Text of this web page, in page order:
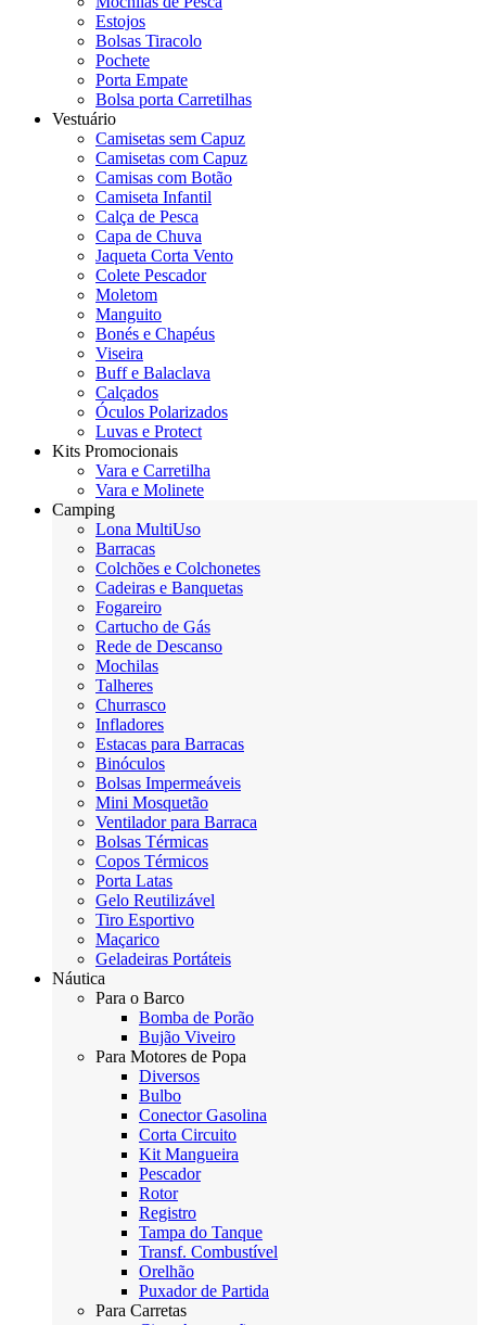
Estojos
Bolsas Tiracolo
Pochete
Porta Empate
Bolsa porta Carretilhas
Vestuário
Camisetas sem Capuz
Camisetas com Capuz
Camisas com Botão
Camiseta Infantil
Calça de Pesca
Capa de Chuva
Jaqueta Corta Vento
Colete Pescador
Moletom
Manguito
Bonés e Chapéus
Viseira
Buff e Balaclava
Calçados
Óculos Polarizados
Luvas e Protect
Kits Promocionais
Vara e Carretilha
Vara e Molinete
Camping
Lona MultiUso
Barracas
Colchões e Colchonetes
Cadeiras e Banquetas
Fogareiro
Cartucho de Gás
Rede de Descanso
Mochilas
Talheres
Churrasco
Infladores
Estacas para Barracas
Binóculos
Bolsas Impermeáveis
Mini Mosquetão
Ventilador para Barraca
Bolsas Térmicas
Copos Térmicos
Porta Latas
Gelo Reutilizável
Tiro Esportivo
Maçarico
Geladeiras Portáteis
Náutica
Para o Barco
Bomba de Porão
Bujão Viveiro
Para Motores de Popa
Diversos
Bulbo
Conector Gasolina
Corta Circuito
Kit Mangueira
Pescador
Rotor
Registro
Tampa do Tanque
Transf. Combustível
Orelhão
Puxador de Partida
Para Carretas